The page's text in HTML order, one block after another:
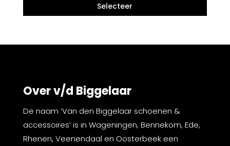
Over v/d Biggelaar
De naam ‘Van den Biggelaar schoenen &
accessoires’ is in Wageningen, Bennekom, Ede,
Rhenen, Veenendaal en Oosterbeek een